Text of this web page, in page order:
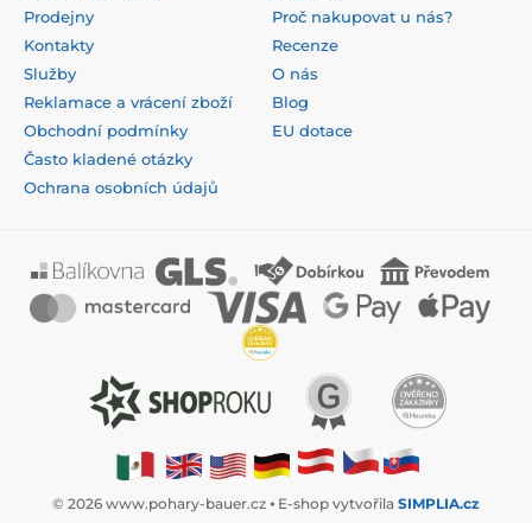
Prodejny
Kontakty
Služby
Reklamace a vrácení zboží
Obchodní podmínky
Často kladené otázky
Ochrana osobních údajů
Proč nakupovat u nás?
Recenze
O nás
Blog
EU dotace
© 2026 www.pohary-bauer.cz ⦁ E-shop vytvořila SIMPLIA.cz